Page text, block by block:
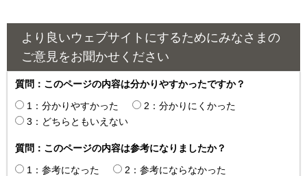
より良いウェブサイトにするためにみなさまの
ご意見をお聞かせください
質問：このページの内容は分かりやすかったですか？
1：分かりやすかった
2：分かりにくかった
3：どちらともいえない
質問：このページの内容は参考になりましたか？
1：参考になった
2：参考にならなかった